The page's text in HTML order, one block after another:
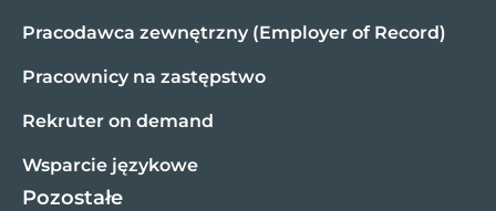
Pracodawca zewnętrzny (Employer of Record)
Pracownicy na zastępstwo
Rekruter on demand
Wsparcie językowe
Pozostałe